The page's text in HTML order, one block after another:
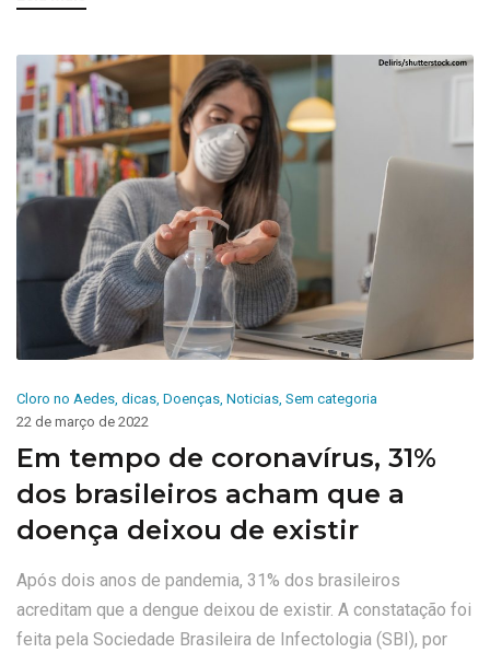
Cloro no Aedes dicas Doenças Noticias Sem categoria
22 de março de 2022
Em tempo de coronavírus, 31%
dos brasileiros acham que a
doença deixou de existir
Após dois anos de pandemia, 31% dos brasileiros
acreditam que a dengue deixou de existir. A constatação foi
feita pela Sociedade Brasileira de Infectologia (SBI), por